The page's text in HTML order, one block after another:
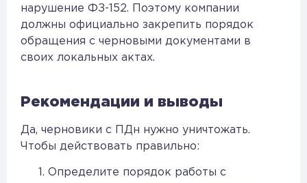
нарушение ФЗ-152. Поэтому компании
должны официально закрепить порядок
обращения с черновыми документами в
своих локальных актах.
Рекомендации и выводы
Да, черновики с ПДн нужно уничтожать.
Чтобы действовать правильно:
Определите порядок работы с